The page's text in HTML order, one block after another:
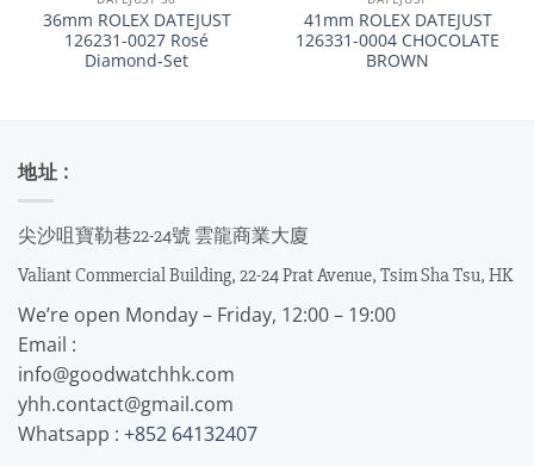
36mm ROLEX DATEJUST
126231-0027 Rosé
Diamond-Set
41mm ROLEX DATEJUST
126331-0004 CHOCOLATE
BROWN
地址 :
尖沙咀寶勒巷22-24號 雲龍商業大廈
Valiant Commercial Building, 22-24 Prat Avenue, Tsim Sha Tsu, HK
We’re open Monday – Friday, 12:00 – 19:00
Email :
info@goodwatchhk.com
yhh.contact@gmail.com
Whatsapp : +852 64132407